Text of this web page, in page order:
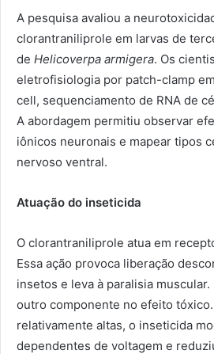
A pesquisa avaliou a
clorantraniliprole em larvas de
de Helicoverpa armigera. Os
eletrofisiologia por patch-clamp
cell, sequenciamento de RNA de
A abordagem permitiu observar
iônicos neuronais e mapear tipos
nervoso ventral.
Atuação do inseticida
O clorantraniliprole atua em
Essa ação provoca liberação
insetos e leva à paralisia
outro componente no efeito
relativamente altas, o inseticida
dependentes de voltagem e